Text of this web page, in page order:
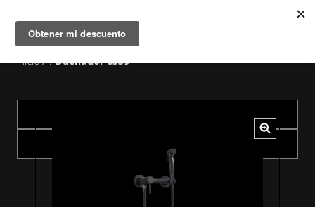
Inicio/ /Duchador 8339